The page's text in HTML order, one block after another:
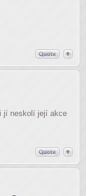
jí neskolí její akce